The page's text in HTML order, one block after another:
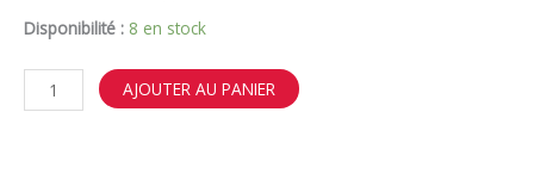
Disponibilité : 8 en stock
quantité
de
AJOUTER AU PANIER